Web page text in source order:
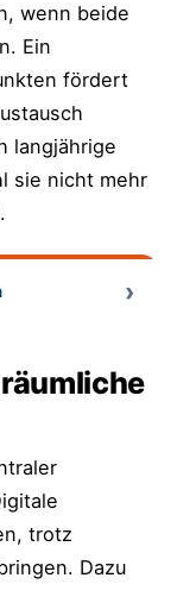
wenn beide
Ein
fördert
langjährige
sie nicht mehr
trotz
Dazu